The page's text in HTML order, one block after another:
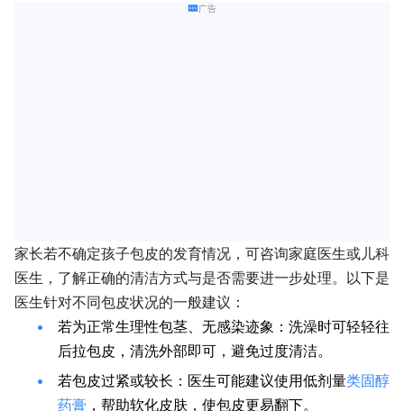
广告
家长若不确定孩子包皮的发育情况，可咨询家庭医生或儿科
医生，了解正确的清洁方式与是否需要进一步处理。以下是
医生针对不同包皮状况的一般建议：
若为正常生理性包茎、无感染迹象：洗澡时可轻轻往
后拉包皮，清洗外部即可，避免过度清洁。
若包皮过紧或较长：医生可能建议使用低剂量类固醇
药膏 ，帮助软化皮肤，使包皮更易翻下。